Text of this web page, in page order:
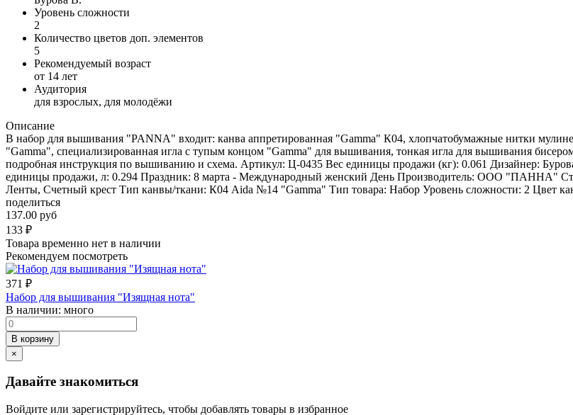
Уровень сложности
2
Количество цветов доп. элементов
5
Рекомендуемый возраст
от 14 лет
Аудитория
для взрослых, для молодёжи
Описание
В набор для вышивания "PANNA" входит: канва аппретированная "Gamma" К04, хлопчатобумажные нитки
"Gamma", специализированная игла с тупым концом "Gamma" для вышивания, тонкая игла для вышивания
подробная инструкция по вышиванию и схема. Артикул: Ц-0435 Вес единицы продажи (кг): 0.061 Дизайнер:
единицы продажи, л: 0.294 Праздник: 8 марта - Международный женский День Производитель: ООО "ПАННА"
Ленты, Счетный крест Тип канвы/ткани: К04 Aida №14 "Gamma" Тип товара: Набор Уровень сложности: 2 Цвет
поделиться
137.00 руб
133 ₽
Товара временно нет в наличии
Рекомендуем посмотреть
371 ₽
Набор для вышивания "Изящная нота"
В наличии: много
В корзину
×
Давайте знакомиться
Войдите или зарегистрируйтесь, чтобы добавлять товары в избранное